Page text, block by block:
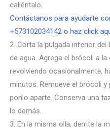
caliéntalo.
Contáctanos para ayudarte
+573102034142 o haz click
2. Corta la pulgada inferior
de agua. Agrega el brócoli a
revolviendo ocasionalmente,
minutos. Remueve el brócoli
ponlo aparte. Conserva una
lo demás.
3. En la misma olla, derrite la